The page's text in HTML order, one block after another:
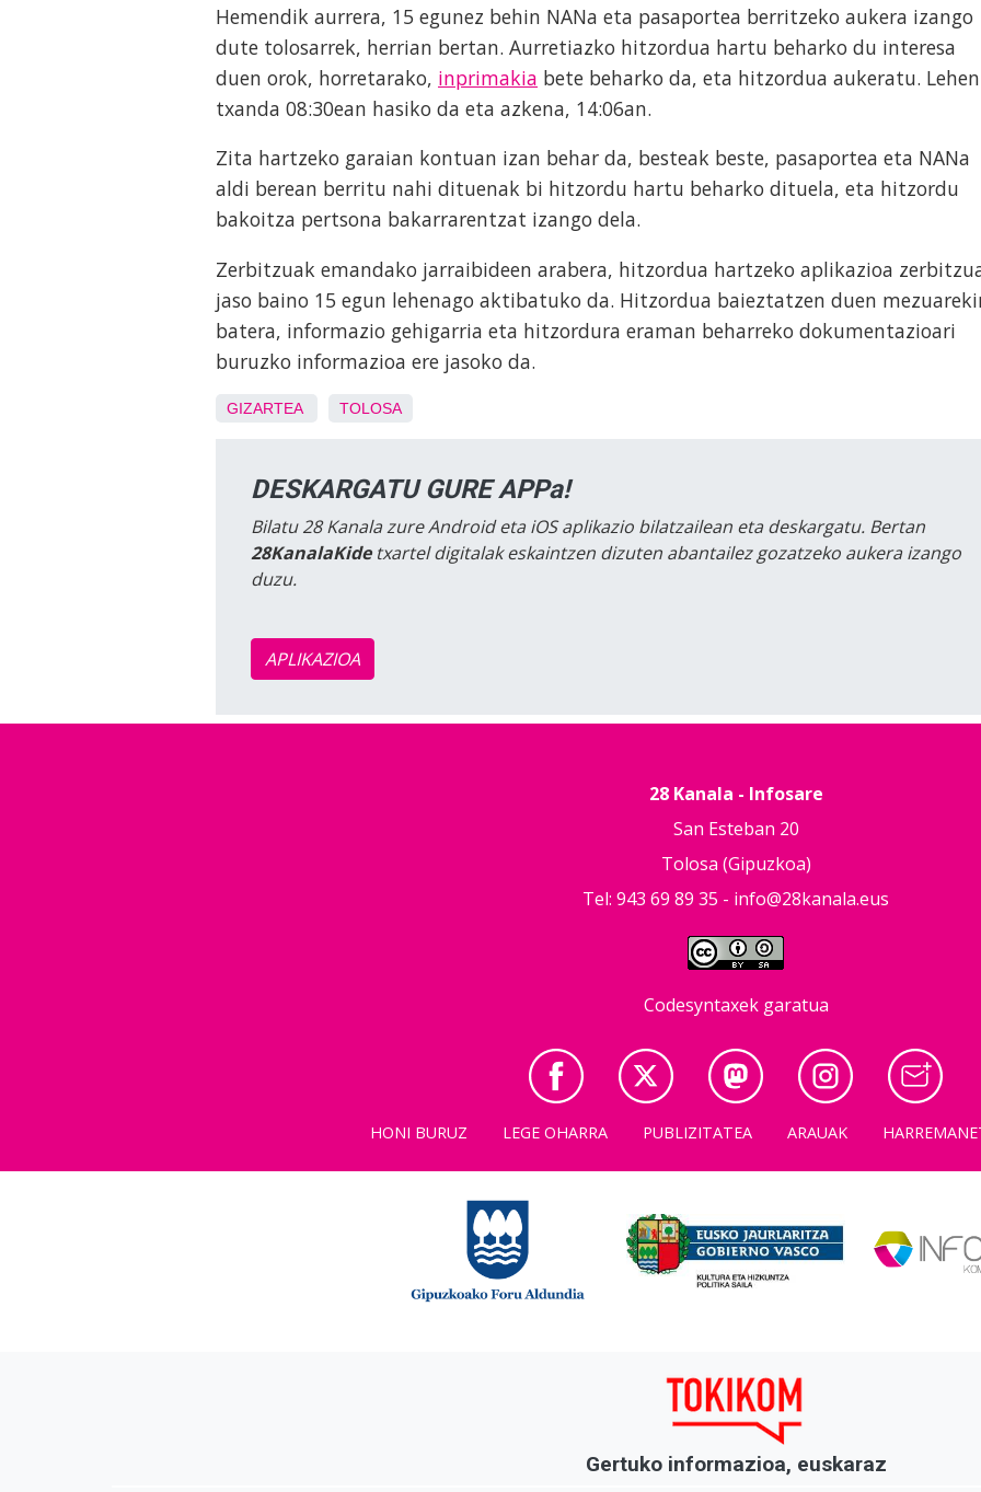
Hemendik aurrera, 15 egunez behin NANa eta pasaportea berritzeko aukera izango
dute tolosarrek, herrian bertan. Aurretiazko hitzordua hartu beharko du interesa
duen orok, horretarako, inprimakia bete beharko da, eta hitzordua aukeratu. Lehen
txanda 08:30ean hasiko da eta azkena, 14:06an.
Zita hartzeko garaian kontuan izan behar da, besteak beste, pasaportea eta NANa
aldi berean berritu nahi dituenak bi hitzordu hartu beharko dituela, eta hitzordu
bakoitza pertsona bakarrarentzat izango dela.
Zerbitzuak emandako jarraibideen arabera, hitzordua hartzeko aplikazioa
jaso baino 15 egun lehenago aktibatuko da. Hitzordua baieztatzen duen
batera, informazio gehigarria eta hitzordura eraman beharreko dokumentazioari
buruzko informazioa ere jasoko da.
GIZARTEA TOLOSA
DESKARGATU GURE APPa!
Bilatu 28 Kanala zure Android eta iOS aplikazio bilatzailean eta deskargatu. Bertan
28KanalaKidetxartel digitalak eskaintzen dizuten abantailez gozatzeko aukera izango
duzu.
APLIKAZIOA
28 Kanala - Infosare
San Esteban 20
Tolosa (Gipuzkoa)
Tel: 943 69 89 35 - info@28kanala.eus
Codesyntaxek garatua
HONI BURUZ LEGE OHARRA PUBLIZITATEA ARAUAK
Gertuko informazioa, euskaraz